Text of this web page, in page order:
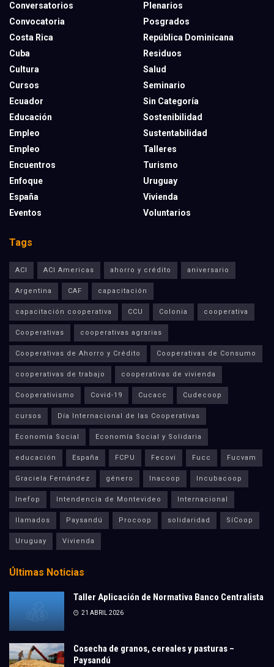
Conversatorios
Convocatoria
Costa Rica
Cuba
Cultura
Cursos
Ecuador
Educación
Empleo
Empleo
Encuentros
Enfoque
España
Eventos
Plenarios
Posgrados
República Dominicana
Residuos
Salud
Seminario
Sin Categoría
Sostenibilidad
Sustentabilidad
Talleres
Turismo
Uruguay
Vivienda
Voluntarios
Tags
ACI ACI Americas ahorro y crédito aniversario
Argentina CAF capacitación
capacitación cooperativa CCU Colonia cooperativa
Cooperativas cooperativas agrarias
Cooperativas de Ahorro y Crédito Cooperativas de Consumo
cooperativas de trabajo cooperativas de vivienda
Cooperativismo Covid-19 Cucacc Cudecoop
cursos Día Internacional de las Cooperativas
Economía Social Economía Social y Solidaria
educación España FCPU Fecovi Fucc Fucvam
Graciela Fernández género Inacoop Incubacoop
Inefop Intendencia de Montevideo Internacional
llamados Paysandú Procoop solidaridad SíCoop
Uruguay Vivienda
Últimas Noticias
Taller Aplicación de Normativa Banco Centralista
21 ABRIL 2026
Cosecha de granos, cereales y pasturas –
Paysandú